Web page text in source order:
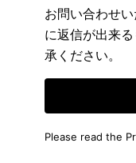
お問い合わせ
に返信が出来
承ください。
Please read the